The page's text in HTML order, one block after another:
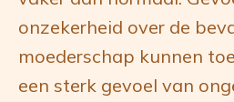
onzekerheid over de
moederschap kunnen
een sterk gevoel van